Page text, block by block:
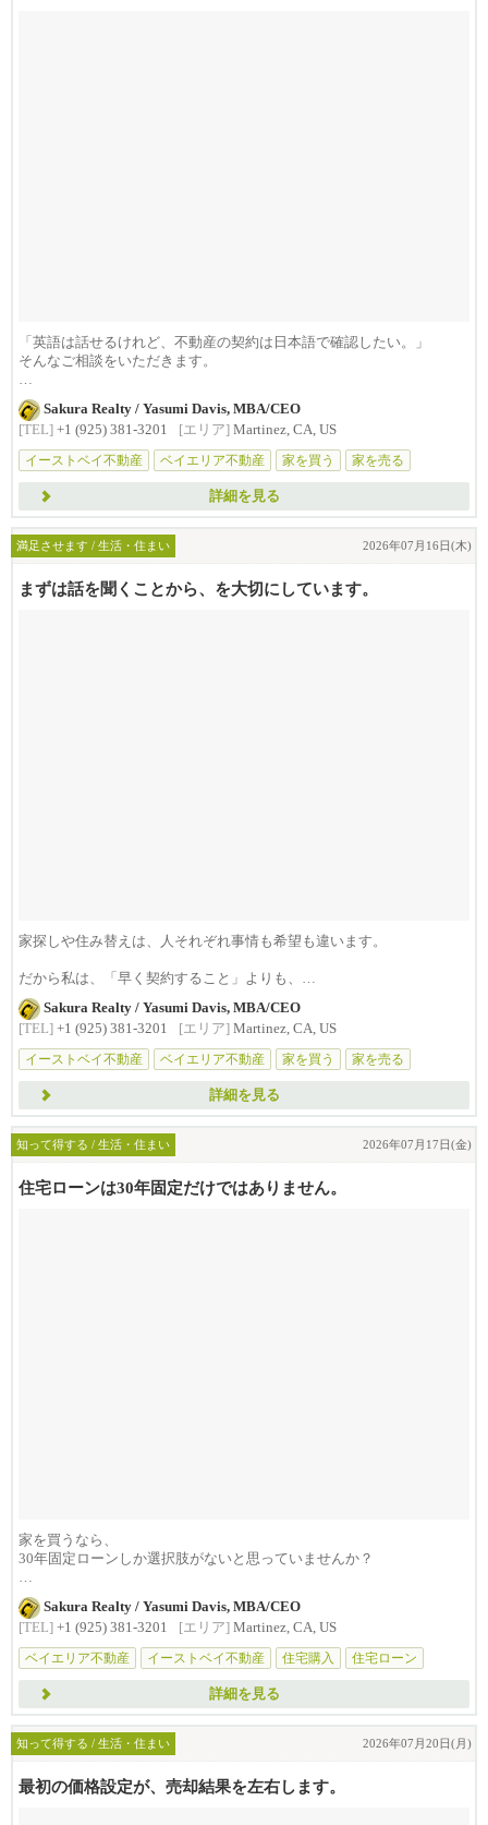
「英語は話せるけれど、不動産の契約は日本語で確認したい。」
そんなご相談をいただきます。
家の売買は...
Sakura Realty / Yasumi Davis, MBA/CEO
[TEL] +1 (925) 381-3201 [エリア] Martinez, CA, US
イーストベイ不動産
ベイエリア不動産 家を買う 家を売る
詳細を見る
満足させます / 生活・住まい 2026年07月16日(木)
まずは話を聞くことから、を大切にしています。
家探しや住み替えは、人それぞれ事情も希望も違います。
だから私は、「早く契約すること」よりも、
まず...
Sakura Realty / Yasumi Davis, MBA/CEO
[TEL] +1 (925) 381-3201 [エリア] Martinez, CA, US
イーストベイ不動産
ベイエリア不動産 家を買う 家を売る
詳細を見る
知って得する / 生活・住まい 2026年07月17日(金)
住宅ローンは30年固定だけではありません。
家を買うなら、
30年固定ローンしか選択肢がないと思っていませんか？
実は、ライフスタイルや将来の計...
Sakura Realty / Yasumi Davis, MBA/CEO
[TEL] +1 (925) 381-3201 [エリア] Martinez, CA, US
ベイエリア不動産
イーストベイ不動産 住宅購入 住宅ローン
詳細を見る
知って得する / 生活・住まい 2026年07月20日(月)
最初の価格設定が、売却結果を左右します。